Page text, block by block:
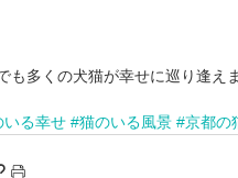
も多くの犬猫が幸せに巡り逢え
いる幸せ #猫のいる風景 #京都の